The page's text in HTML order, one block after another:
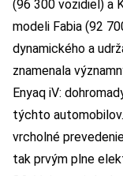
(96 300 vozidiel) a
modeli Fabia (92
dynamického a
znamenala
Enyaq iV:
týchto
vrcholné
tak prvým plne